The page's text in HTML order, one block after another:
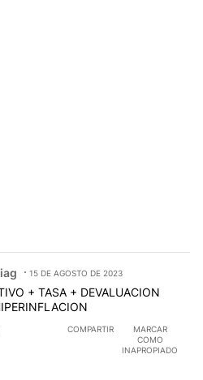
15 DE AGOSTO DE 2023
+ TASA + DEVALUACION
COMPARTIR
MARCAR
COMO
INAPROPIADO